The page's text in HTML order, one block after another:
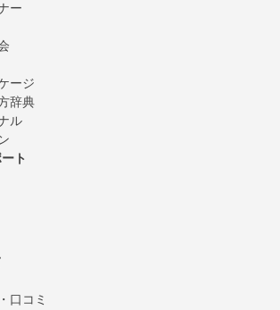
ー
ージ
辞典
ル
ト
口コミ